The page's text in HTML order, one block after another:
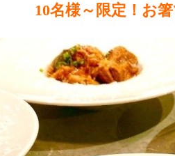
10名様～限定！お